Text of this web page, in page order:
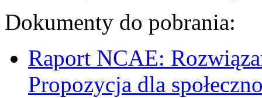
Dokumenty do pobrania:
Raport NCAE:
Propozycja dla